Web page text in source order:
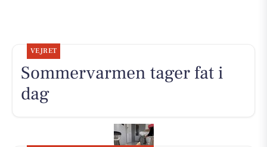
VEJRET
Sommervarmen tager fat i
dag